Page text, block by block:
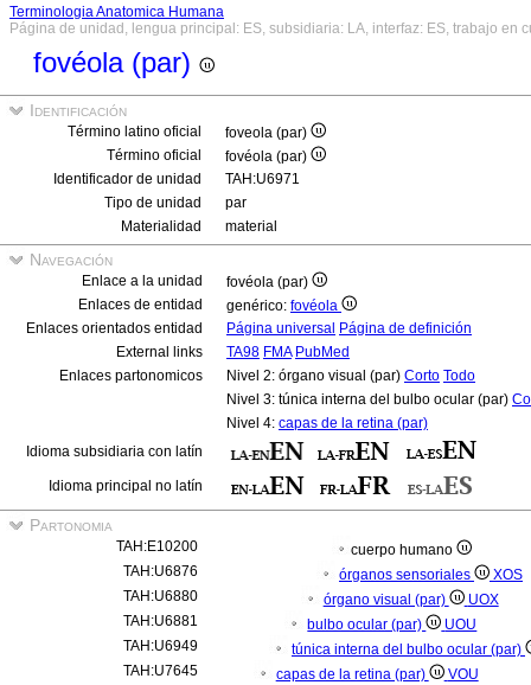
Terminologia Anatomica Humana
Página de unidad, lengua principal: ES, subsidiaria: LA, interfaz: ES, trabajo en
fovéola (par)
Identificación
Término latino oficial
foveola (par)
Término oficial
fovéola (par)
Identificador de unidad
TAH:U6971
Tipo de unidad
par
Materialidad
material
Navegación
Enlace a la unidad
fovéola (par)
Enlaces de entidad
genérico: fovéola
Enlaces orientados entidad
Página universal Página de definición
External links
TA98 FMA PubMed
Enlaces partonomicos
Nivel 2: órgano visual (par) Corto Todo
Nivel 3: túnica interna del bulbo ocular (par)
Nivel 4: capas de la retina (par)
Idioma subsidiaria con latín
Idioma principal no latín
Partonomia
TAH:E10200
cuerpo humano
TAH:U6876
órganos sensoriales
XOS
TAH:U6880
órgano visual (par)
UOX
TAH:U6881
bulbo ocular (par)
UOU
TAH:U6949
túnica interna del bulbo ocular (par)
TAH:U7645
capas de la retina (par)
VOU